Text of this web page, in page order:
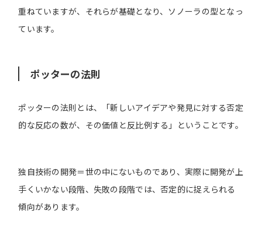
重ねていますが、それらが基礎となり、ソノーラの型となっ
ています。
ポッターの法則
ポッターの法則とは、「新しいアイデアや発見に対する否定
的な反応の数が、その価値と反比例する」ということです。
独自技術の開発＝世の中にないものであり、実際に開発が上
手くいかない段階、失敗の段階では、否定的に捉えられる
傾向があります。